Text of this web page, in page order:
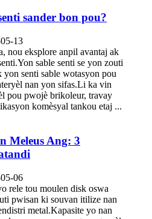
sander bon pou?
13
nou eksplore anpil avantaj ak
sable senti se yon zouti
senti sable wotasyon pou
nan yon sifas.Li ka vin
pou pwojè brikoleur, travay
komèsyal tankou etaj ...
Meleus Ang: 3
06
rele tou moulen disk oswa
pwisan ki souvan itilize nan
metal.Kapasite yo nan